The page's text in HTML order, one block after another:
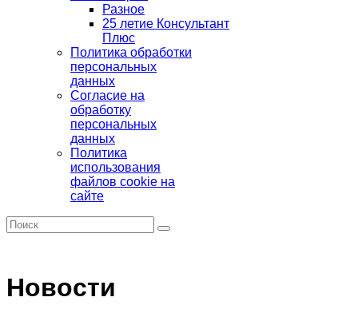
Разное
25 летие Консультант
Плюс
Политика обработки
персональных
данных
Согласие на
обработку
персональных
данных
Политика
использования
файлов cookie на
сайте
Новости